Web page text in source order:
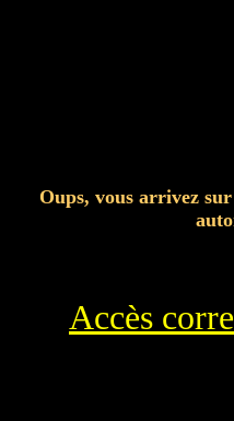
Oups, vous arrivez
Accès